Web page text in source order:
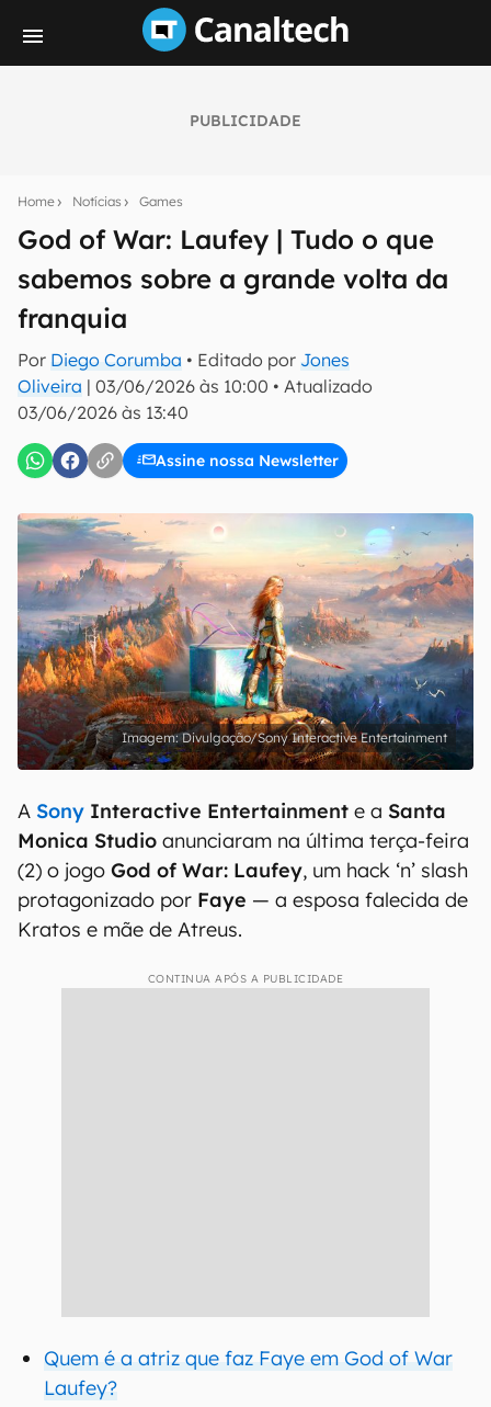
PUBLICIDADE
Home Notícias Games
God of War: Laufey | Tudo o que
sabemos sobre a grande volta da
franquia
Por Diego Corumba • Editado por Jones
Oliveira | 03/06/2026 às 10:00 • Atualizado
03/06/2026 às 13:40
Assine nossa Newsletter
notícias e reviews sobre tecnologia em primeira
mão.
E-mail
inscreva-se
Uso e Política de Privacidade do Canaltech.
Divulgação/Sony Interactive Entertainment
A Sony Interactive Entertainment e a Santa
Monica Studio anunciaram na última terça-feira
(2) o jogo God of War: Laufey, um hack ‘n’ slash
protagonizado por Faye — a esposa falecida de
Kratos e mãe de Atreus.
CONTINUA APÓS A PUBLICIDADE
Quem é a atriz que faz Faye em God of War
Laufey?